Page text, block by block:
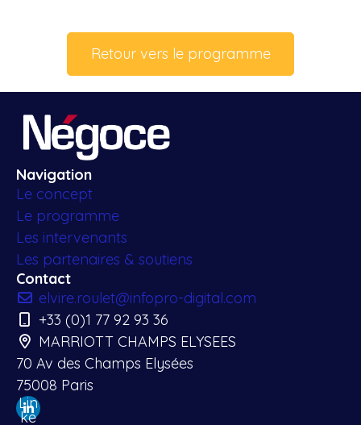
Retour vers le programme
Navigation
Le concept
Le programme
Les intervenants
Les partenaires & soutiens
Contact
elvire.roulet@infopro-digital.com
+33 (0)1 77 92 93 36
MARRIOTT CHAMPS ELYSEES
70 Av des Champs Elysées
75008 Paris
Lin
ke